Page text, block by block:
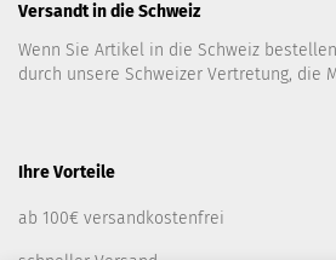
Versandt in die Schweiz
Wenn Sie Artikel in die Schweiz
durch unsere Schweizer Vertretung, die
Ihre Vorteile
ab 100€ versandkostenfrei